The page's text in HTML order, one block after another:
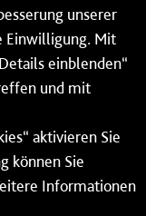
sowie an
werden Ihre
Callcenter des
Dort erhalten Sie
bzw. zu
unserer
Einwilligung. Mit
einblenden“
und mit
aktivieren Sie
können Sie
Informationen